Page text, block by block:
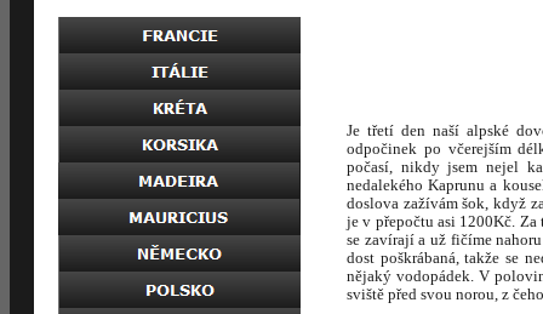
Je třetí den naší alpské
odpočinek po včerejším
počasí, nikdy jsem nejel
nedalekého Kaprunu a
doslova zažívám šok, když
je v přepočtu asi 1200Kč.
se zavírají a už fičíme
dost poškrábaná, takže se
nějaký vodopádek. V
sviště před svou norou, z